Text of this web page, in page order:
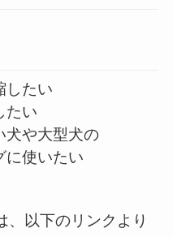
したい
たい
犬や大型犬の
使いたい
、以下のリンクより